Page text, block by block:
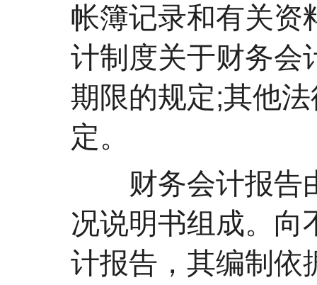
帐簿记录和有关资
计制度关于财务会
期限的规定;其他
定。
财务会计报告由
况说明书组成。向
计报告，其编制依